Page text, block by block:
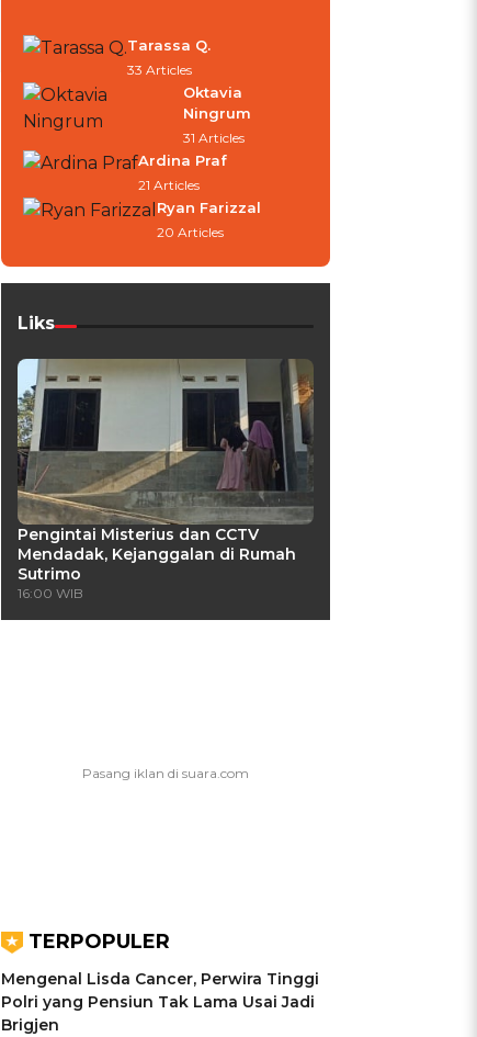
Tarassa Q.
33 Articles
Oktavia
Ningrum
31 Articles
Ardina Praf
21 Articles
Ryan Farizzal
20 Articles
Liks
Pengintai Misterius dan CCTV
Mendadak, Kejanggalan di Rumah
Sutrimo
16:00 WIB
TERPOPULER
Mengenal Lisda Cancer, Perwira Tinggi
Polri yang Pensiun Tak Lama Usai Jadi
Brigjen